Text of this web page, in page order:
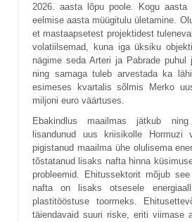
2026. aasta lõpu poole. Kogu aasta
eelmise aasta müügitulu ületamine.
et mastaapsetest projektidest
volatiilsemad, kuna iga üksiku
nägime seda Arteri ja Pabrade puhul
ning samaga tuleb arvestada ka
esimeses kvartalis sõlmis Merko
miljoni euro väärtuses.
Ebakindlus maailmas jätkub
lisandunud uus kriisikolle
pigistanud maailma ühe olulisema
tõstatanud lisaks nafta hinna
probleemid. Ehitussektorit mõjub
nafta on lisaks otsesele
plastitööstuse toormeks.
täiendavaid suuri riske, eriti viimase